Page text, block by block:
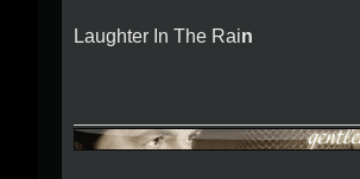
Laughter In The Rain